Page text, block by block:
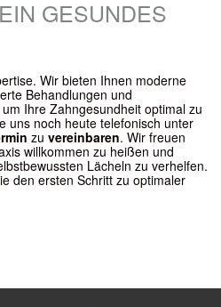
GESUNDES
Wir bieten Ihnen moderne
Behandlungen und
Ihre Zahngesundheit optimal zu
uns noch heute telefonisch unter
zu vereinbaren. Wir freuen
willkommen zu heißen und
Lächeln zu verhelfen.
den ersten Schritt zu optimaler